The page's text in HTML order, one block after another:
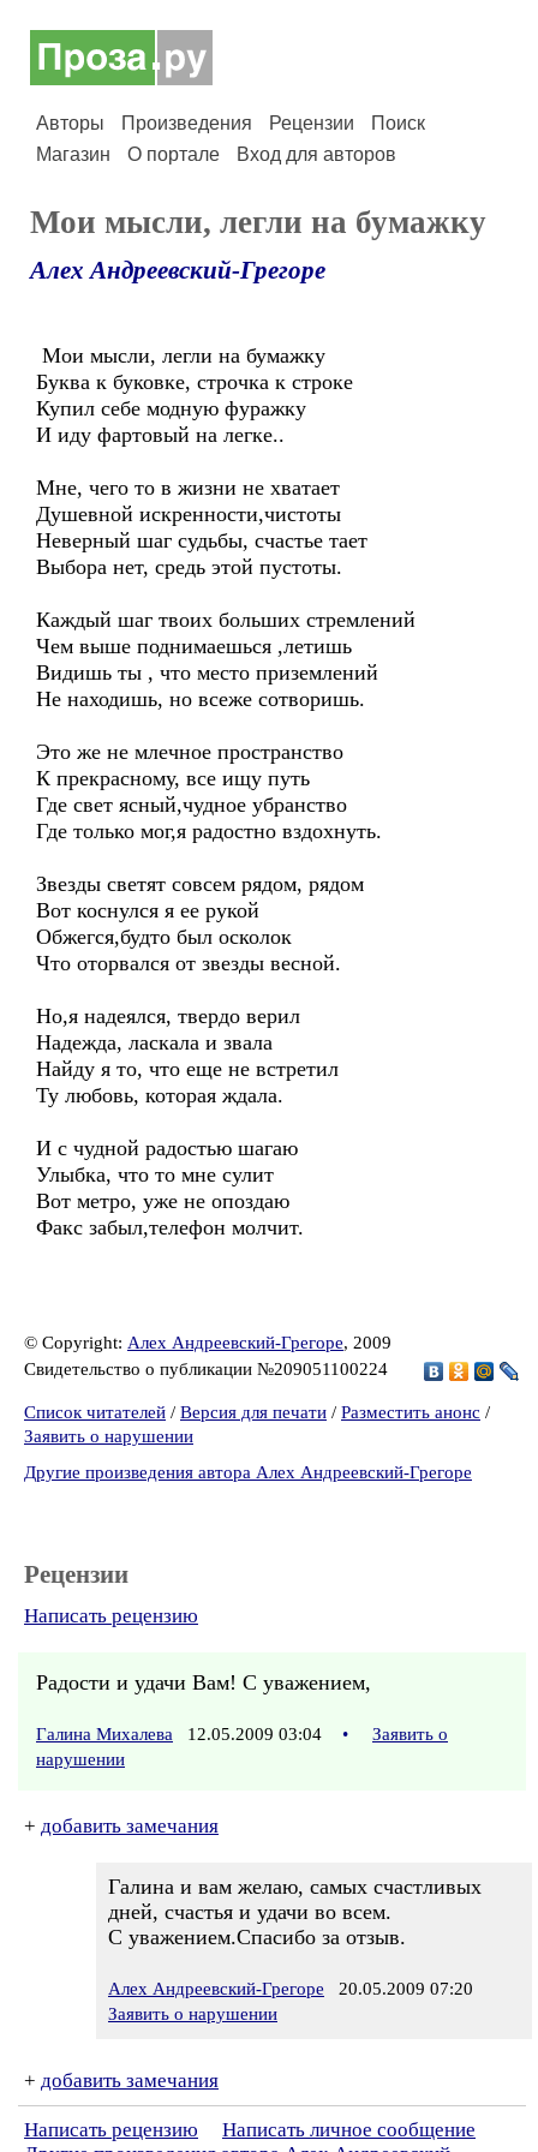
Авторы Произведения Рецензии
Поиск
Магазин
О портале Вход для авторов
Мои мысли, легли на бумажку
Алех Андреевский-Грегоре
Мои мысли, легли на бумажку
Буква к буковке, строчка к строке
Купил себе модную фуражку
И иду фартовый на легке..
Мне, чего то в жизни не хватает
Душевной искренности,чистоты
Неверный шаг судьбы, счастье тает
Выбора нет, средь этой пустоты.
Каждый шаг твоих больших стремлений
Чем выше поднимаешься ,летишь
Видишь ты , что место приземлений
Не находишь, но всеже сотворишь.
Это же не млечное пространство
К прекрасному, все ищу путь
Где свет ясный,чудное убранство
Где только мог,я радостно вздохнуть.
Звезды светят совсем рядом, рядом
Вот коснулся я ее рукой
Обжегся,будто был осколок
Что оторвался от звезды весной.
Но,я надеялся, твердо верил
Надежда, ласкала и звала
Найду я то, что еще не встретил
Ту любовь, которая ждала.
И с чудной радостью шагаю
Улыбка, что то мне сулит
Вот метро, уже не опоздаю
Факс забыл,телефон молчит.
© Copyright: Алех Андреевский-Грегоре, 2009
Свидетельство о публикации №209051100224
Список читателей / Версия для печати / Разместить анонс /
Заявить о нарушении
Другие произведения автора Алех Андреевский-Грегоре
Рецензии
Написать рецензию
Радости и удачи Вам! С уважением,
Галина Михалева 12.05.2009 03:04 •
Заявить о
нарушении
+ добавить замечания
Галина и вам желаю, самых счастливых
дней, счастья и удачи во всем.
С уважением.Спасибо за отзыв.
Алех Андреевский-Грегоре 20.05.2009 07:20
Заявить о нарушении
+ добавить замечания
Написать рецензию
Написать личное сообщение